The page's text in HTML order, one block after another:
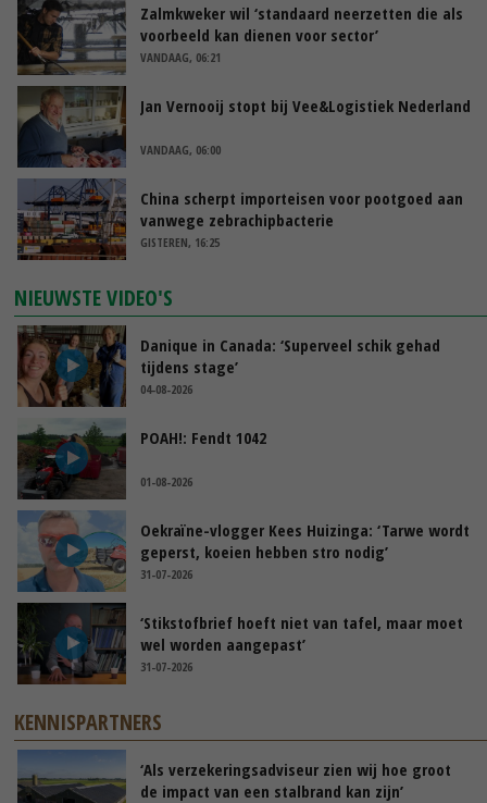
Zalmkweker wil ‘standaard neerzetten die als
voorbeeld kan dienen voor sector’
VANDAAG, 06:21
Jan Vernooij stopt bij Vee&Logistiek Nederland
VANDAAG, 06:00
China scherpt importeisen voor pootgoed aan
vanwege zebrachipbacterie
GISTEREN, 16:25
NIEUWSTE VIDEO'S
Danique in Canada: ‘Superveel schik gehad
tijdens stage’
04-08-2026
POAH!: Fendt 1042
01-08-2026
Oekraïne-vlogger Kees Huizinga: ‘Tarwe wordt
geperst, koeien hebben stro nodig’
31-07-2026
‘Stikstofbrief hoeft niet van tafel, maar moet
wel worden aangepast’
31-07-2026
KENNISPARTNERS
‘Als verzekeringsadviseur zien wij hoe groot
de impact van een stalbrand kan zijn’